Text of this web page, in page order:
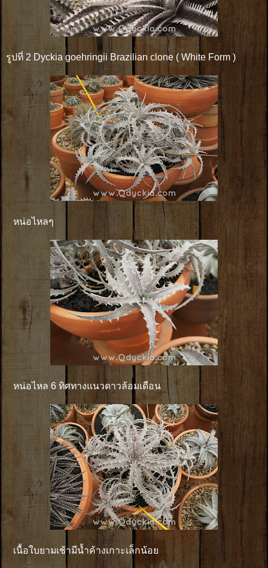
รูปที่ 2 Dyckia goehringii Brazilian clone ( White Form )
หน่อไหลๆ
หน่อไหล 6 ทิศทางแนวดาวล้อมเดือน
เนื้อใบยามเช้ามีน้ำค้างเกาะเล็กน้อย